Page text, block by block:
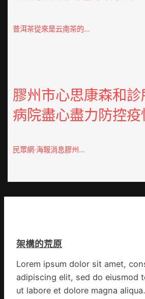
普洱茶從來是云南茶的…
膠州市心思康森和
病院盡心盡力防控疫
民眾網·海報消息膠州…
架構的荒原
Lorem ipsum dolor sit amet,
adipiscing elit, sed do eiusmod
ut labore et dolore magna